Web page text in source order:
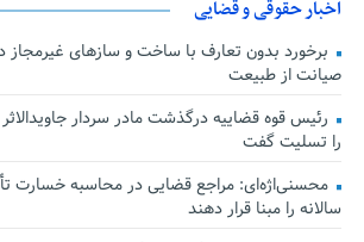
اخبار حقوقی و قضایی
برخورد بدون تعارف با ساخت‌ و سازهای غیرمجاز
صیانت از طبیعت
رئیس قوه قضاییه درگذشت مادر سردار
را تسلیت گفت
محسنی‌اژه‌ای: مراجع قضایی در محاسبه خسارت
سالانه را مبنا قرار دهند